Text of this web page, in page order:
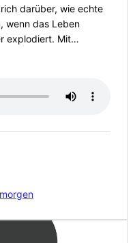
darüber, wie echte
wenn das Leben
explodiert. Mit…